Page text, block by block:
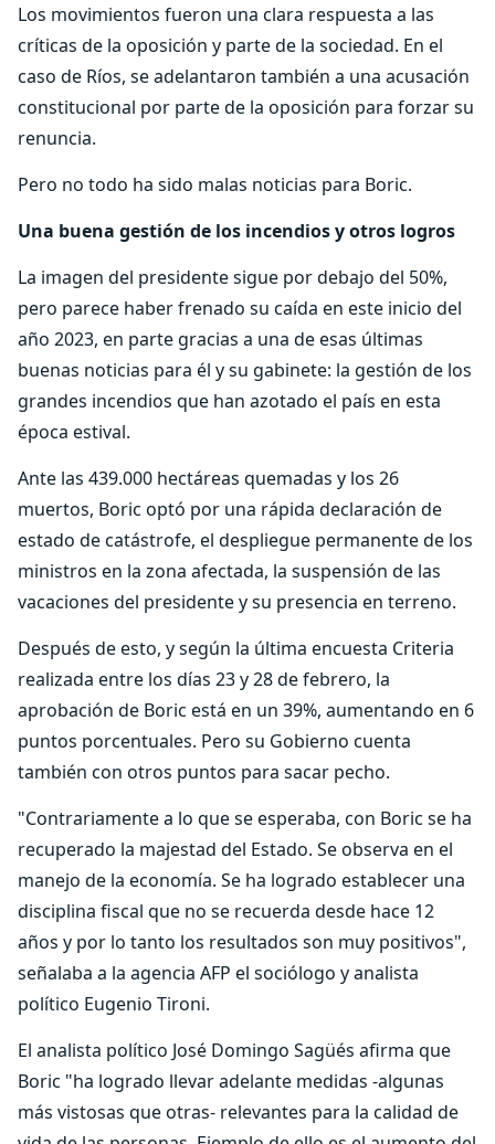
Los movimientos fueron una clara respuesta a las
críticas de la oposición y parte de la sociedad. En el
caso de Ríos, se adelantaron también a una acusación
constitucional por parte de la oposición para forzar su
renuncia.
Pero no todo ha sido malas noticias para Boric.
Una buena gestión de los incendios y otros logros
La imagen del presidente sigue por debajo del 50%,
pero parece haber frenado su caída en este inicio del
año 2023, en parte gracias a una de esas últimas
buenas noticias para él y su gabinete: la gestión de los
grandes incendios que han azotado el país en esta
época estival.
Ante las 439.000 hectáreas quemadas y los 26
muertos, Boric optó por una rápida declaración de
estado de catástrofe, el despliegue permanente de los
ministros en la zona afectada, la suspensión de las
vacaciones del presidente y su presencia en terreno.
Después de esto, y según la última encuesta Criteria
realizada entre los días 23 y 28 de febrero, la
aprobación de Boric está en un 39%, aumentando en 6
puntos porcentuales. Pero su Gobierno cuenta
también con otros puntos para sacar pecho.
"Contrariamente a lo que se esperaba, con Boric se ha
recuperado la majestad del Estado. Se observa en el
manejo de la economía. Se ha logrado establecer una
disciplina fiscal que no se recuerda desde hace 12
años y por lo tanto los resultados son muy positivos",
señalaba a la agencia AFP el sociólogo y analista
político Eugenio Tironi.
El analista político José Domingo Sagüés afirma que
Boric "ha logrado llevar adelante medidas -algunas
más vistosas que otras- relevantes para la calidad de